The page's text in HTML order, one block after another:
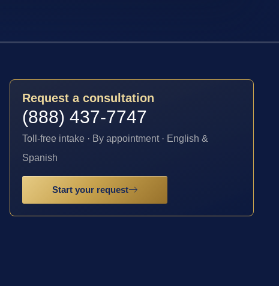
Request a consultation
(888) 437-7747
Toll-free intake · By appointment · English &
Spanish
Start your request